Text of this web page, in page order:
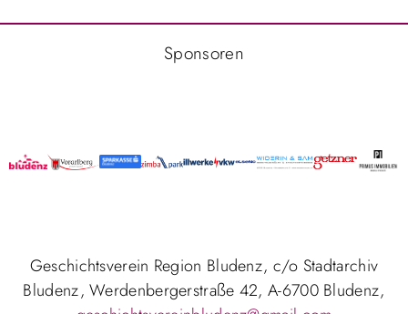
Sponsoren
Geschichtsverein Region Bludenz, c/o Stadtarchiv
Bludenz, Werdenbergerstraße 42, A-6700 Bludenz,